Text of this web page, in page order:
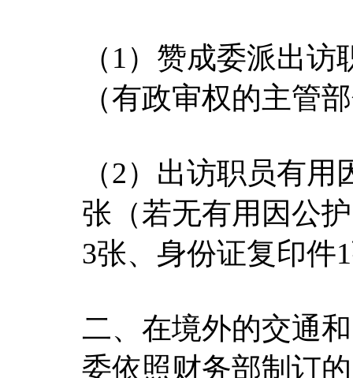
（1）赞成委派出
（有政审权的主管
（2）出访职员有
张（若无有用因公
3张、身份证复印件
二、在境外的交通
委依照财务部制订